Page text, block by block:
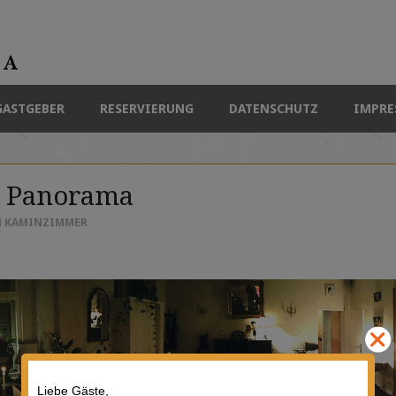
RESERVIERUNG DATENSCHUTZ
KAMINZIMMER
Liebe Gäste,